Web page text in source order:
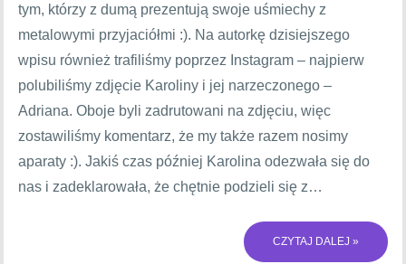
tym, którzy z dumą prezentują swoje uśmiechy z
metalowymi przyjaciółmi :). Na autorkę dzisiejszego
wpisu również trafiliśmy poprzez Instagram – najpierw
polubiliśmy zdjęcie Karoliny i jej narzeczonego –
Adriana. Oboje byli zadrutowani na zdjęciu, więc
zostawiliśmy komentarz, że my także razem nosimy
aparaty :). Jakiś czas później Karolina odezwała się do
nas i zadeklarowała, że chętnie podzieli się z…
CZYTAJ DALEJ »